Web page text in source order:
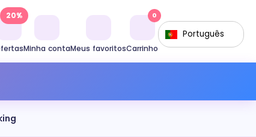
20%
Minha contaMeus favoritosCarrinho
0
Português